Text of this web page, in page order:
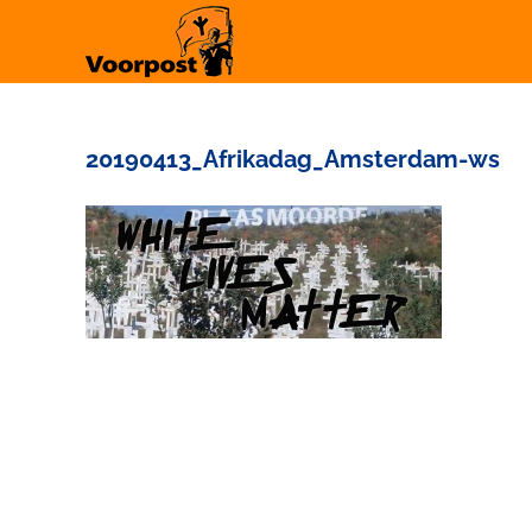
20190413_Afrikadag_Amsterdam-ws